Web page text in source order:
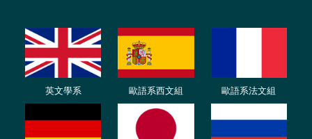
英文學系 歐語系西文組 歐語系法文組